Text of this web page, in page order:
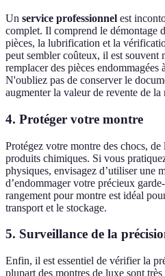
Un service professionnel est
complet. Il comprend le démontage
pièces, la lubrification et la
peut sembler coûteux, il est souvent
remplacer des pièces endommagées
N'oubliez pas de conserver le
augmenter la valeur de revente de la
4. Protéger votre montre
Protégez votre montre des chocs, de
produits chimiques. Si vous
physiques, envisagez d’utiliser une
d’endommager votre précieux
rangement pour montre est idéal
transport et le stockage.
5. Surveillance de la
Enfin, il est essentiel de vérifier la
plupart des montres de luxe sont